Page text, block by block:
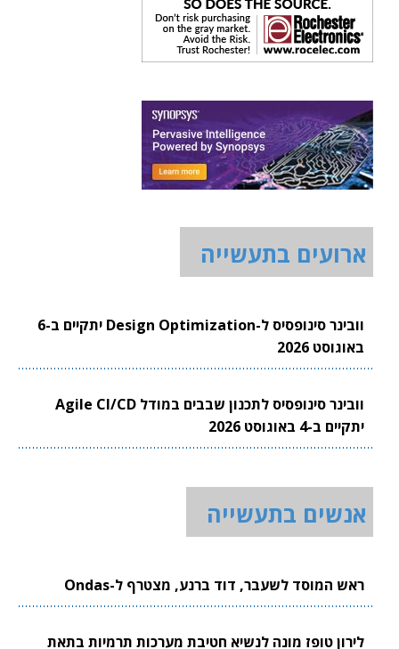
ארועים בתעשייה
וובינר סינופסיס ל-Design Optimization יתקיים ב-6
באוגוסט 2026
וובינר סינופסיס לתכנון שבבים במודל Agile CI/CD
יתקיים ב-4 באוגוסט 2026
אנשים בתעשייה
ראש המוסד לשעבר, דוד ברנע, מצטרף ל-Ondas
לירון טופז מונה לנשיא חטיבת מערכות תרמיות בתאת